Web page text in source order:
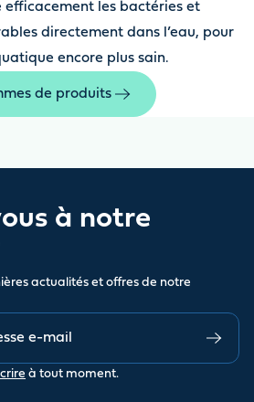
les bactéries et
directement dans l’eau, pour
encore plus sain.
de produits
à notre
actualités et offres de notre
à tout moment.